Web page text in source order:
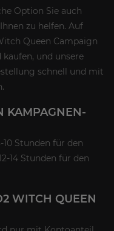
Option Sie auch
zu helfen. Auf
Queen Campaign
und unsere
schnell und mit
KAMPAGNEN-
Stunden für den
14 Stunden für den
WITCH QUEEN